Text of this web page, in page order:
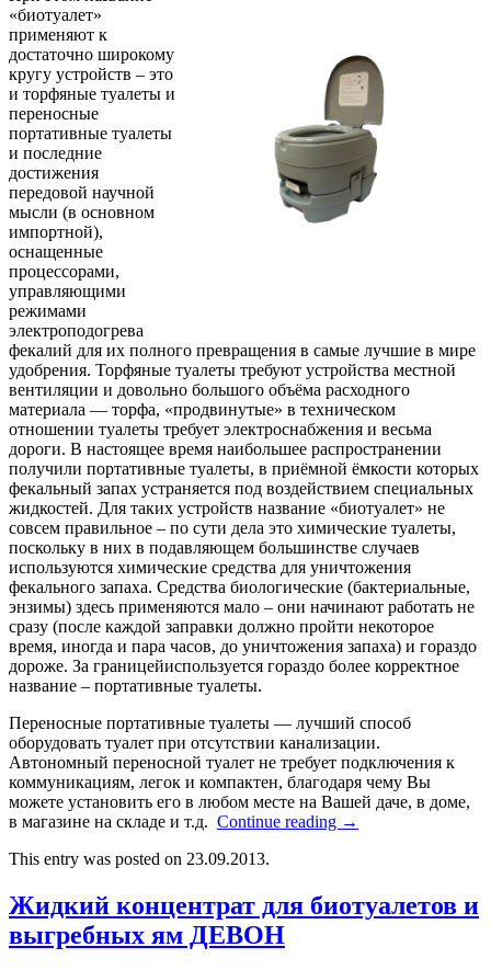
«биотуалет»
применяют к
достаточно широкому
кругу устройств – это
и торфяные туалеты и
переносные
портативные туалеты
и последние
достижения
передовой научной
мысли (в основном
импортной),
оснащенные
процессорами,
управляющими
режимами
электроподогрева
фекалий для их полного превращения в самые лучшие в мире
удобрения. Торфяные туалеты требуют устройства местной
вентиляции и довольно большого объёма расходного
материала — торфа, «продвинутые» в техническом
отношении туалеты требует электроснабжения и весьма
дороги. В настоящее время наибольшее распространении
получили портативные туалеты, в приёмной ёмкости которых
фекальный запах устраняется под воздействием специальных
жидкостей. Для таких устройств название «биотуалет» не
совсем правильное – по сути дела это химические туалеты,
поскольку в них в подавляющем большинстве случаев
используются химические средства для уничтожения
фекального запаха. Средства биологические (бактериальные,
энзимы) здесь применяются мало – они начинают работать не
сразу (после каждой заправки должно пройти некоторое
время, иногда и пара часов, до уничтожения запаха) и гораздо
дороже. За границейиспользуется гораздо более корректное
название – портативные туалеты.
Переносные портативные туалеты — лучший способ
оборудовать туалет при отсутствии канализации.
Автономный переносной туалет не требует подключения к
коммуникациям, легок и компактен, благодаря чему Вы
можете установить его в любом месте на Вашей даче, в доме,
в магазине на складе и т.д. Continue reading →
This entry was posted on 23.09.2013.
Жидкий концентрат для биотуалетов и
выгребных ям ДЕВОН